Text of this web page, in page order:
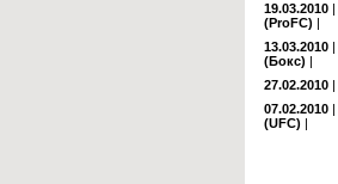
19.03.2010 |
(ProFC) |
13.03.2010 |
(Бокс) |
27.02.2010 |
07.02.2010 |
(UFC) |